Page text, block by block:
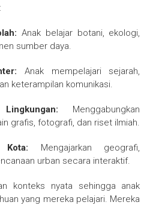
Anak belajar botani, ekologi,
sumber daya.
Anak mempelajari sejarah,
keterampilan komunikasi.
Menggabungkan
grafis, fotografi, dan riset ilmiah.
Mengajarkan geografi,
urban secara interaktif.
konteks nyata sehingga anak
yang mereka pelajari. Mereka